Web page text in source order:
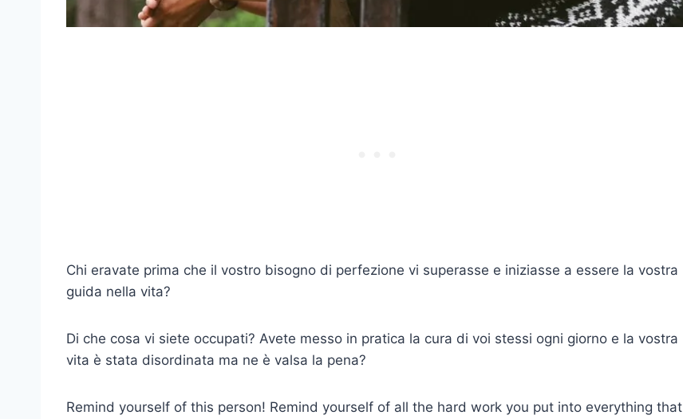
Chi eravate prima che il vostro bisogno di perfezione vi superasse e iniziasse a essere la vostra
guida nella vita?
Di che cosa vi siete occupati? Avete messo in pratica la cura di voi stessi ogni giorno e la vostra
vita è stata disordinata ma ne è valsa la pena?
Remind yourself of this person! Remind yourself of all the hard work you put into everything that